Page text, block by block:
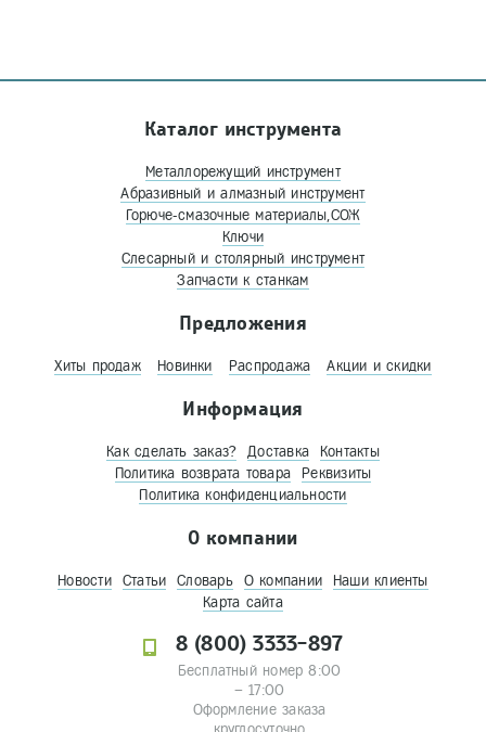
Каталог инструмента
Металлорежущий инструмент
Абразивный и алмазный инструмент
Горюче-смазочные материалы,СОЖ
Ключи
Слесарный и столярный инструмент
Запчасти к станкам
Предложения
Хиты продаж Новинки Распродажа Акции и скидки
Информация
Как сделать заказ? Доставка
Контакты
Политика возврата товара
Реквизиты
Политика конфиденциальности
О компании
Новости Статьи Словарь О компании
Наши клиенты
Карта сайта
8 (800) 3333-897
Бесплатный номер 8:00
– 17:00
Оформление заказа